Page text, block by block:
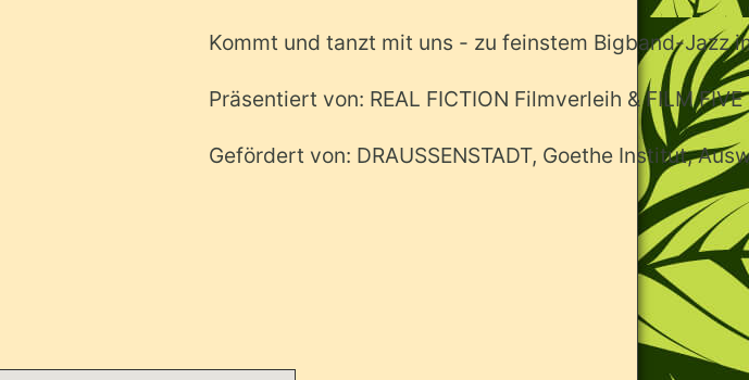
Kommt und tanzt mit uns - zu feinstem Bigband-Jazz
Präsentiert von: REAL FICTION Filmverleih & FILM FIVE
Gefördert von: DRAUSSENSTADT, Goethe Institut,